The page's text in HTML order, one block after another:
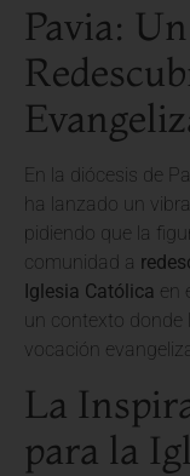
Pavia:
En la diócesis de
ha lanzado un
pidiendo que la
comunidad a
Iglesia Católica en
un contexto donde
vocación
La
para la